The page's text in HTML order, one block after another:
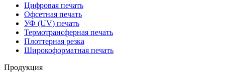
Цифровая печать
Офсетная печать
УФ (UV) печать
Термотрансферная печать
Плоттерная резка
Широкоформатная печать
Продукция